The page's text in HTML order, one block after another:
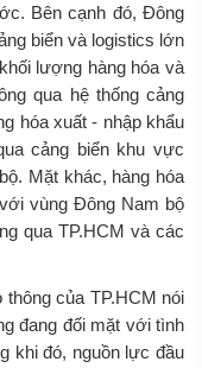
Bên cạnh đó, Đông
biển và logistics lớn
lượng hàng hóa và
qua hệ thống cảng
hóa xuất - nhập khẩu
cảng biển khu vực
Mặt khác, hàng hóa
vùng Đông Nam bộ
qua TP.HCM và các
thông của TP.HCM nói
đang đối mặt với tình
khi đó, nguồn lực đầu